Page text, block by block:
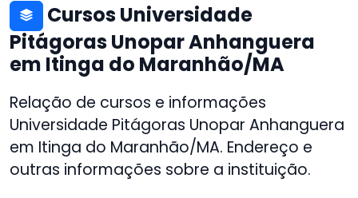
Cursos Universidade
Pitágoras Unopar Anhanguera
em Itinga do Maranhão/MA
Relação de cursos e informações
Universidade Pitágoras Unopar Anhanguera
em Itinga do Maranhão/MA. Endereço e
outras informações sobre a instituição.